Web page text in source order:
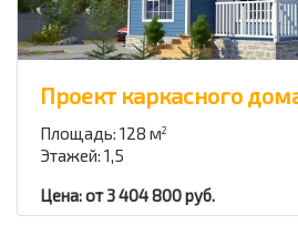
Проект каркасного
Площадь: 128 м2
Этажей: 1,5
Цена: от 3 404 800 руб.